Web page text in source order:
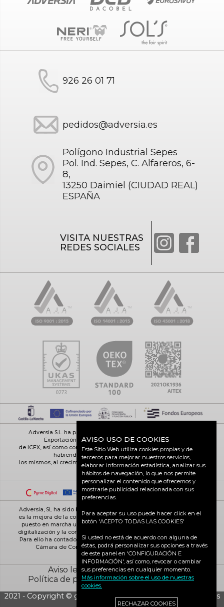
926 26 01 71
pedidos@adversia.es
Polígono Industrial Sepes
Pol. Ind. Sepes, C. Alfareros, 6-
8,
13250 Daimiel (CIUDAD REAL)
ESPAÑA
VISITA NUESTRAS
REDES SOCIALES
Adversia S.L. ha participado en el Programa de Iniciación a la
Exportación ICEX-Next, y ha contado con el apoyo
de ICEX, así como con la cofinanciación de Fondos europeos FEDER,
habiendo contribuido según la medida de
los mismos, al crecimiento económico de esta empresa, su región y
de España en su conjunto
Adversia, SL ha sido beneficiaria de Fondos Europeos, cuyo objetivo
es la mejora de la competitividad de las PYMES, y gracias al cual ha
puesto en marcha un Plan de Acción con el objetivo de reforzar la
digitalización y la competitividad de las pymes durante el año 2025.
Para ello ha contado con el apoyo del Programa Pyme Digital de la
Cámara de Comercio de Ciudad Real. #EuropaSeSiente
Aviso legal
Política de cookies
Política de privacidad
Ciudad Real activa
2021 - Copyright © grupo Adversia S.L. - Todos los derechos
AVISO USO DE COOKIES
Este Sitio Web utiliza cookies propias y de
terceros para mejorar nuestros servicios,
elaborar información estadística, analizar sus
hábitos de navegación, lo que nos permite
personalizar el contenido que ofrecemos y
mostrarle publicidad relacionada con sus
preferencias.
Para aceptar su uso puede hacer click en el
botón 'ACEPTO TODAS LAS COOKIES'
Si usted no está de acuerdo con alguna de
éstas, podrá personalizar sus opciones a través
de este panel en 'CONFIGURACIÓN E
INFORMACIÓN', así como, revocar o cambiar
sus preferencias en cualquier momento.
Más información sobre el uso de nuestras
cookies.
RECHAZAR COOKIES